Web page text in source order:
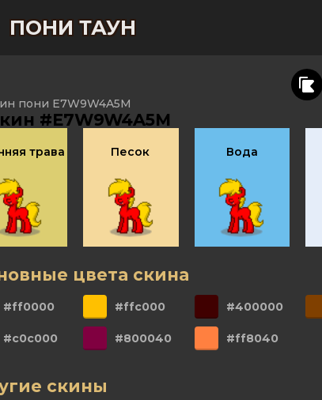
ПОНИ ТАУН
#E7W9W4A5M
трава Песок Вода
цвета скина
#ff0000 #ffc000 #400000
#c0c000 #800040 #ff8040
скины